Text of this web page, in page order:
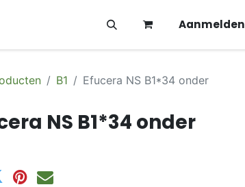
Aanmelden
B1 Efucera NS B1*34 onder
NS B1*34 onder